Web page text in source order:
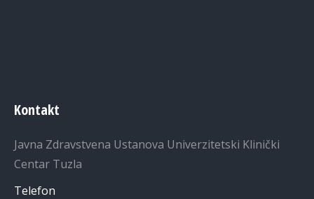
Kontakt
Javna Zdravstvena Ustanova Univerzitetski Klinički
Centar Tuzla
Telefon